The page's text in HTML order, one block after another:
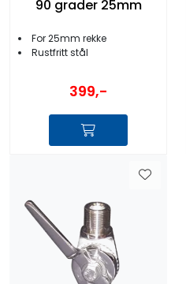
90 grader 25mm
For 25mm rekke
Rustfritt stål
399,-